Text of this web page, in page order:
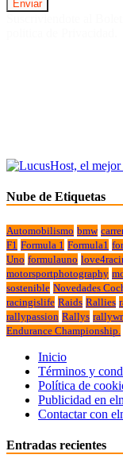
Nube de Etiquetas
Automobilismo bmw
F1 Formula 1 Formula1
Uno formulauno
motorsportphotography
sostenible Novedades
racingislife Raids Rallies
rallypassion Rallys
Endurance Championship.
Inicio
Términos y
Política de
Publicidad en
Contactar con
Entradas recientes